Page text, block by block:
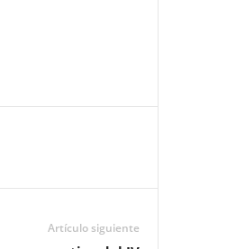
Artículo siguiente